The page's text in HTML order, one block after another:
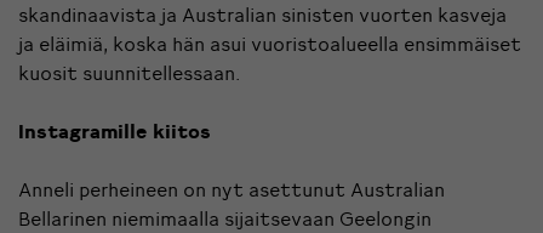
skandinaavista ja Australian sinisten vuorten kasveja
ja eläimiä, koska hän asui vuoristoalueella ensimmäiset
kuosit suunnitellessaan.
Instagramille kiitos
Anneli perheineen on nyt asettunut Australian
Bellarinen niemimaalla sijaitsevaan Geelongin